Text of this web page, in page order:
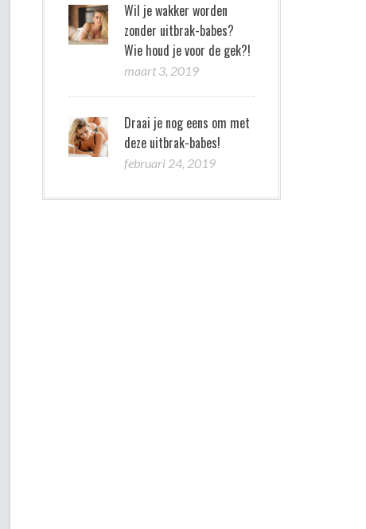
Wil je wakker worden
zonder uitbrak-babes?
Wie houd je voor de gek?!
maart 3, 2019
Draai je nog eens om met
deze uitbrak-babes!
februari 24, 2019